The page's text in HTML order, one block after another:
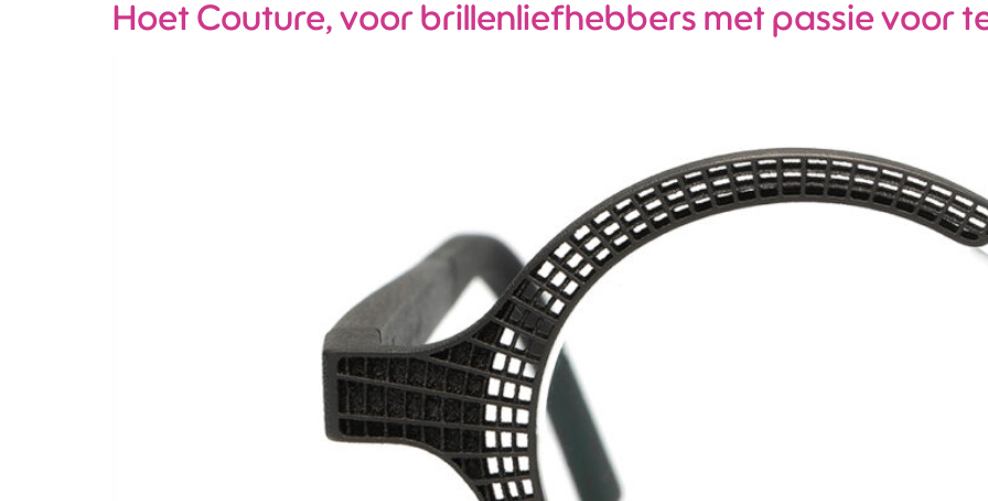
Hoet Couture, voor brillenliefhebbers met passie voor